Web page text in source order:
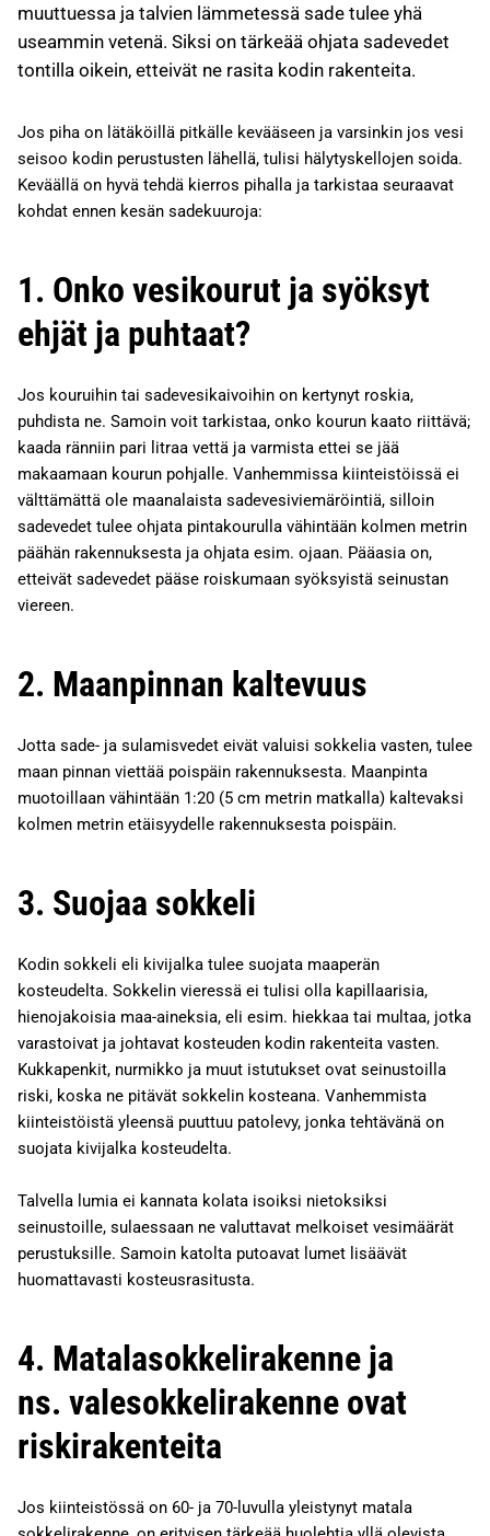
muuttuessa ja talvien lämmetessä sade tulee yhä
useammin vetenä. Siksi on tärkeää ohjata sadevedet
tontilla oikein, etteivät ne rasita kodin rakenteita.
Jos piha on lätäköillä pitkälle kevääseen ja varsinkin jos vesi
seisoo kodin perustusten lähellä, tulisi hälytyskellojen soida.
Keväällä on hyvä tehdä kierros pihalla ja tarkistaa seuraavat
kohdat ennen kesän sadekuuroja:
1. Onko vesikourut ja syöksyt
ehjät ja puhtaat?
Jos kouruihin tai sadevesikaivoihin on kertynyt roskia,
puhdista ne. Samoin voit tarkistaa, onko kourun kaato riittävä;
kaada ränniin pari litraa vettä ja varmista ettei se jää
makaamaan kourun pohjalle. Vanhemmissa kiinteistöissä ei
välttämättä ole maanalaista sadevesiviemäröintiä, silloin
sadevedet tulee ohjata pintakourulla vähintään kolmen metrin
päähän rakennuksesta ja ohjata esim. ojaan. Pääasia on,
etteivät sadevedet pääse roiskumaan syöksyistä seinustan
viereen.
2. Maanpinnan kaltevuus
Jotta sade- ja sulamisvedet eivät valuisi sokkelia vasten, tulee
maan pinnan viettää poispäin rakennuksesta. Maanpinta
muotoillaan vähintään 1:20 (5 cm metrin matkalla) kaltevaksi
kolmen metrin etäisyydelle rakennuksesta poispäin.
3. Suojaa sokkeli
Kodin sokkeli eli kivijalka tulee suojata maaperän
kosteudelta. Sokkelin vieressä ei tulisi olla kapillaarisia,
hienojakoisia maa-aineksia, eli esim. hiekkaa tai multaa, jotka
varastoivat ja johtavat kosteuden kodin rakenteita vasten.
Kukkapenkit, nurmikko ja muut istutukset ovat seinustoilla
riski, koska ne pitävät sokkelin kosteana. Vanhemmista
kiinteistöistä yleensä puuttuu patolevy, jonka tehtävänä on
suojata kivijalka kosteudelta.
Talvella lumia ei kannata kolata isoiksi nietoksiksi
seinustoille, sulaessaan ne valuttavat melkoiset vesimäärät
perustuksille. Samoin katolta putoavat lumet lisäävät
huomattavasti kosteusrasitusta.
4. Matalasokkelirakenne ja
ns. valesokkelirakenne ovat
riskirakenteita
Jos kiinteistössä on 60- ja 70-luvulla yleistynyt matala